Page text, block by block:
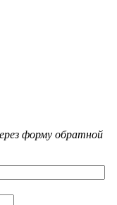
форму обратной